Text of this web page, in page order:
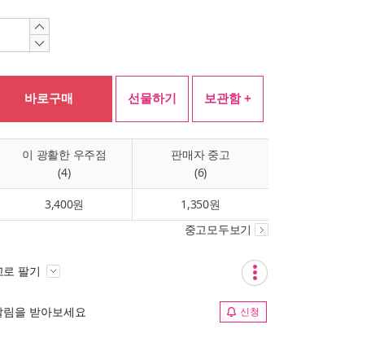
바로구매 선물하기 보관함 +
이 광활한 우주점
(4)
판매자 중고
(6)
3,400원 1,350원
중고모두보기
로 팔기
을 받아보세요 신청